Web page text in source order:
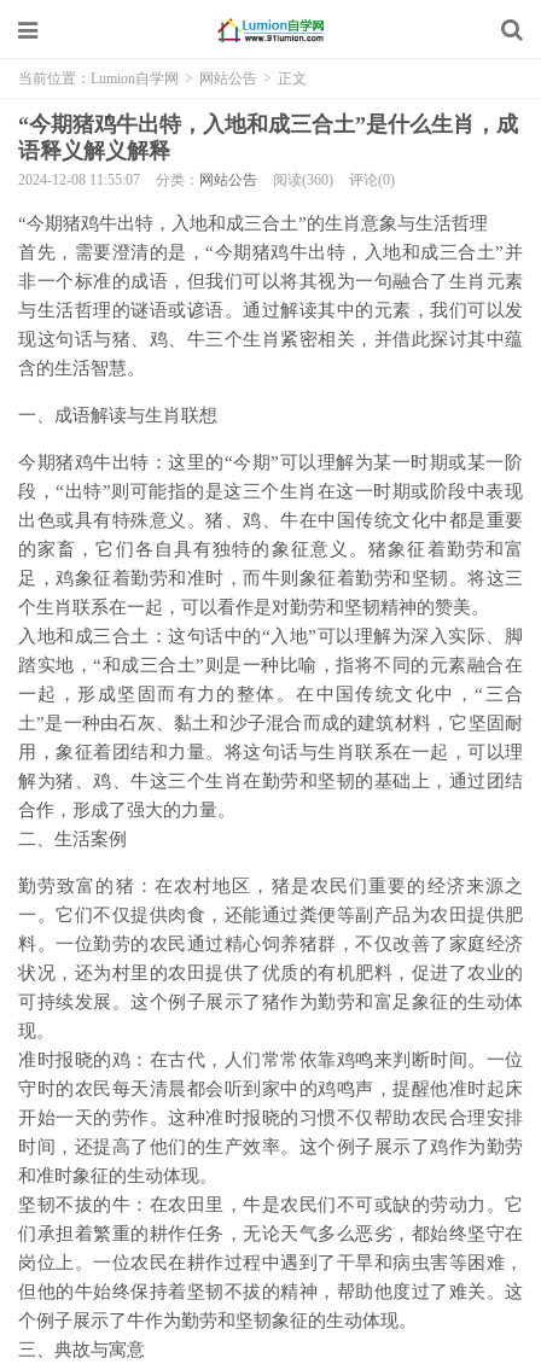
当前位置： Lumion自学网 > 网站公告 > 正文
“今期猪鸡牛出特，入地和成三合土”是什么生肖，成
语释义解义解释
2024-12-08 11:55:07 分类： 网站公告 阅读(360) 评论(0)
“今期猪鸡牛出特，入地和成三合土”的生肖意象与生活哲理
首先，需要澄清的是，“今期猪鸡牛出特，入地和成三合土”并
非一个标准的成语，但我们可以将其视为一句融合了生肖元素
与生活哲理的谜语或谚语。通过解读其中的元素，我们可以发
现这句话与猪、鸡、牛三个生肖紧密相关，并借此探讨其中蕴
含的生活智慧。
一、成语解读与生肖联想
今期猪鸡牛出特：这里的“今期”可以理解为某一时期或某一阶
段，“出特”则可能指的是这三个生肖在这一时期或阶段中表现
出色或具有特殊意义。猪、鸡、牛在中国传统文化中都是重要
的家畜，它们各自具有独特的象征意义。猪象征着勤劳和富
足，鸡象征着勤劳和准时，而牛则象征着勤劳和坚韧。将这三
个生肖联系在一起，可以看作是对勤劳和坚韧精神的赞美。
入地和成三合土：这句话中的“入地”可以理解为深入实际、脚
踏实地，“和成三合土”则是一种比喻，指将不同的元素融合在
一起，形成坚固而有力的整体。在中国传统文化中，“三合
土”是一种由石灰、黏土和沙子混合而成的建筑材料，它坚固耐
用，象征着团结和力量。将这句话与生肖联系在一起，可以理
解为猪、鸡、牛这三个生肖在勤劳和坚韧的基础上，通过团结
合作，形成了强大的力量。
二、生活案例
勤劳致富的猪：在农村地区，猪是农民们重要的经济来源之
一。它们不仅提供肉食，还能通过粪便等副产品为农田提供肥
料。一位勤劳的农民通过精心饲养猪群，不仅改善了家庭经济
状况，还为村里的农田提供了优质的有机肥料，促进了农业的
可持续发展。这个例子展示了猪作为勤劳和富足象征的生动体
现。
准时报晓的鸡：在古代，人们常常依靠鸡鸣来判断时间。一位
守时的农民每天清晨都会听到家中的鸡鸣声，提醒他准时起床
开始一天的劳作。这种准时报晓的习惯不仅帮助农民合理安排
时间，还提高了他们的生产效率。这个例子展示了鸡作为勤劳
和准时象征的生动体现。
坚韧不拔的牛：在农田里，牛是农民们不可或缺的劳动力。它
们承担着繁重的耕作任务，无论天气多么恶劣，都始终坚守在
岗位上。一位农民在耕作过程中遇到了干旱和病虫害等困难，
但他的牛始终保持着坚韧不拔的精神，帮助他度过了难关。这
个例子展示了牛作为勤劳和坚韧象征的生动体现。
三、典故与寓意